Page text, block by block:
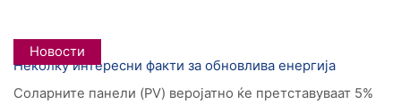
Новости
Неколку интересни факти за обновлива енергија
Соларните панели (PV) веројатно ќе претставуваат 5%